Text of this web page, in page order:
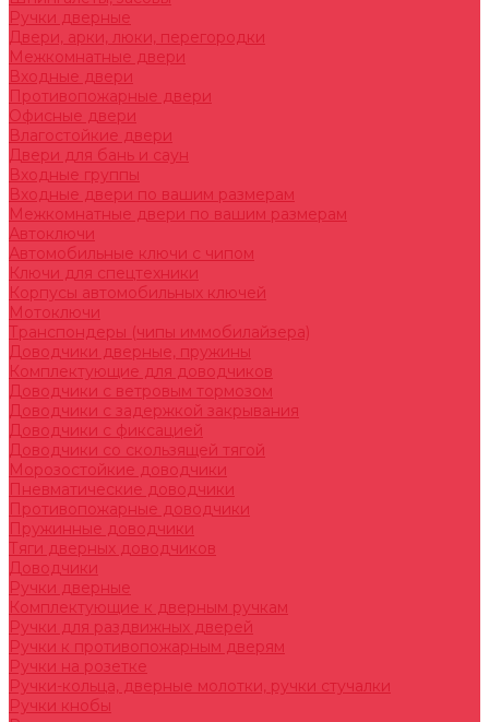
Ручки дверные
Двери, арки, люки, перегородки
Межкомнатные двери
Входные двери
Противопожарные двери
Офисные двери
Влагостойкие двери
Двери для бань и саун
Входные группы
Входные двери по вашим размерам
Межкомнатные двери по вашим размерам
Автоключи
Автомобильные ключи с чипом
Ключи для спецтехники
Корпусы автомобильных ключей
Мотоключи
Транспондеры (чипы иммобилайзера)
Доводчики дверные, пружины
Комплектующие для доводчиков
Доводчики с ветровым тормозом
Доводчики с задержкой закрывания
Доводчики с фиксацией
Доводчики со скользящей тягой
Морозостойкие доводчики
Пневматические доводчики
Противопожарные доводчики
Пружинные доводчики
Тяги дверных доводчиков
Доводчики
Ручки дверные
Комплектующие к дверным ручкам
Ручки для раздвижных дверей
Ручки к противопожарным дверям
Ручки на розетке
Ручки-кольца, дверные молотки, ручки стучалки
Ручки кнобы